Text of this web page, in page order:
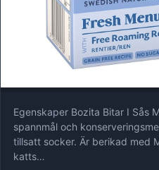
Egenskaper Bozita Bitar I Sås
spannmål och
tillsatt socker. Är berikad med
katts…